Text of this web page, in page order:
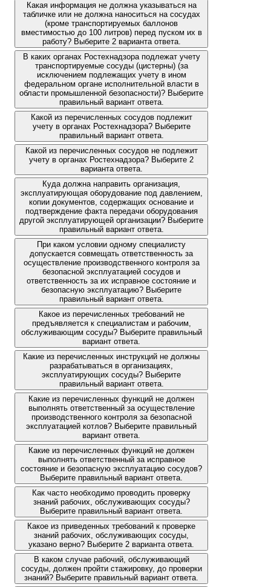
Какая информация не должна указываться на
табличке или не должна наноситься на сосудах
(кроме транспортируемых баллонов
вместимостью до 100 литров) перед пуском их в
работу? Выберите 2 варианта ответа.
В каких органах Ростехнадзора подлежат учету
транспортируемые сосуды (цистерны) (за
исключением подлежащих учету в ином
федеральном органе исполнительной власти в
области промышленной безопасности)? Выберите
правильный вариант ответа.
Какой из перечисленных сосудов подлежит
учету в органах Ростехнадзора? Выберите
правильный вариант ответа.
Какой из перечисленных сосудов не подлежит
учету в органах Ростехнадзора? Выберите 2
варианта ответа.
Куда должна направить организация,
эксплуатирующая оборудование под давлением,
копии документов, содержащих основание и
подтверждение факта передачи оборудования
другой эксплуатирующей организации? Выберите
правильный вариант ответа.
При каком условии одному специалисту
допускается совмещать ответственность за
осуществление производственного контроля за
безопасной эксплуатацией сосудов и
ответственность за их исправное состояние и
безопасную эксплуатацию? Выберите
правильный вариант ответа.
Какое из перечисленных требований не
предъявляется к специалистам и рабочим,
обслуживающим сосуды? Выберите правильный
вариант ответа.
Какие из перечисленных инструкций не должны
разрабатываться в организациях,
эксплуатирующих сосуды? Выберите
правильный вариант ответа.
Какие из перечисленных функций не должен
выполнять ответственный за осуществление
производственного контроля за безопасной
эксплуатацией котлов? Выберите правильный
вариант ответа.
Какие из перечисленных функций не должен
выполнять ответственный за исправное
состояние и безопасную эксплуатацию сосудов?
Выберите правильный вариант ответа.
Как часто необходимо проводить проверку
знаний рабочих, обслуживающих сосуды?
Выберите правильный вариант ответа.
Какое из приведенных требований к проверке
знаний рабочих, обслуживающих сосуды,
указано верно? Выберите 2 варианта ответа.
В каком случае рабочий, обслуживающий
сосуды, должен пройти стажировку, до проверки
знаний? Выберите правильный вариант ответа.